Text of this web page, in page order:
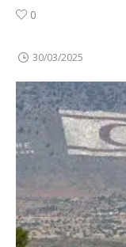
0
30/03/2025